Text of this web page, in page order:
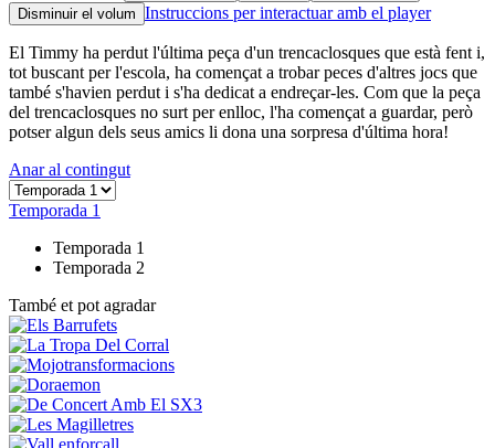
Disminuir el volum Instruccions per interactuar amb el player
El Timmy ha perdut l'última peça d'un trencaclosques que està fent i,
tot buscant per l'escola, ha començat a trobar peces d'altres jocs que
també s'havien perdut i s'ha dedicat a endreçar-les. Com que la peça
del trencaclosques no surt per enlloc, l'ha començat a guardar, però
potser algun dels seus amics li dona una sorpresa d'última hora!
Anar al contingut
Temporada 1
Temporada 1
Temporada 2
També et pot agradar